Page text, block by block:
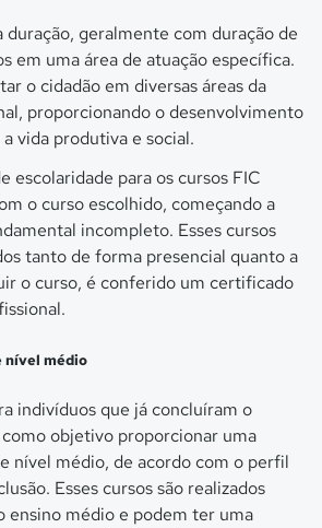
duração, geralmente com duração de
em uma área de atuação específica.
o cidadão em diversas áreas da
proporcionando o desenvolvimento
vida produtiva e social.
escolaridade para os cursos FIC
o curso escolhido, começando a
incompleto. Esses cursos
tanto de forma presencial quanto a
o curso, é conferido um certificado
nível médio
indivíduos que já concluíram o
objetivo proporcionar uma
nível médio, de acordo com o perfil
Esses cursos são realizados
ensino médio e podem ter uma